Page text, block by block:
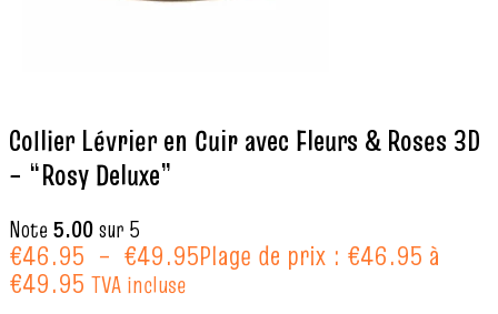
Collier Lévrier en Cuir avec Fleurs & Roses 3D
– “Rosy Deluxe”
Note 5.00sur 5
€46.95 – €49.95Plage de prix : €46.95 à
€49.95 TVA incluse